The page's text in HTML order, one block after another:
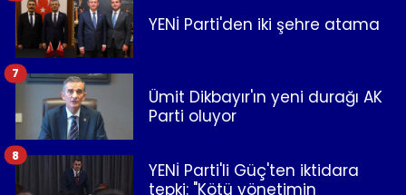
YENİ Parti'den iki şehre atama
Ümit Dikbayır'ın yeni durağı AK
Parti oluyor
7
YENİ Parti'li Güç'ten iktidara
tepki: "Kötü yönetimin
8